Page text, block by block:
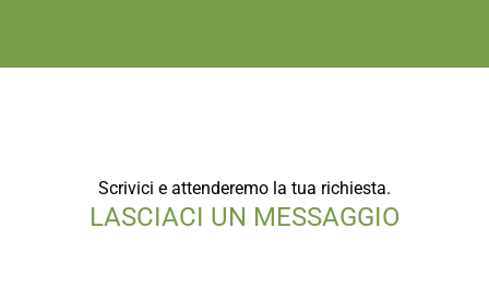
Scrivici e attenderemo la tua richiesta.
LASCIACI UN MESSAGGIO